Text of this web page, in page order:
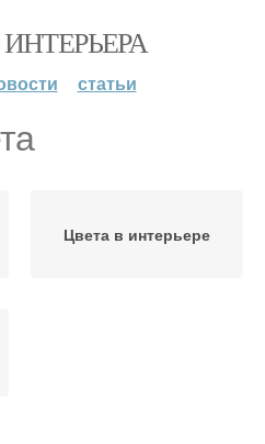
статьи
Цвета в интерьере